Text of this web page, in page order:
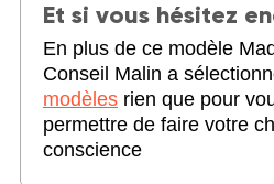
Et si vous hésitez
En plus de ce modèle
Conseil Malin a
modèlesrien que pour
permettre de faire votre
conscience